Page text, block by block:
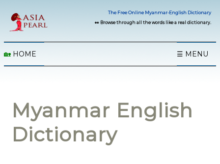
The Free Online Myanmar-English Dictionary
👀 Browse through all the words like a real dictionary.
🏡 HOME ☰ MENU
Myanmar English
Dictionary